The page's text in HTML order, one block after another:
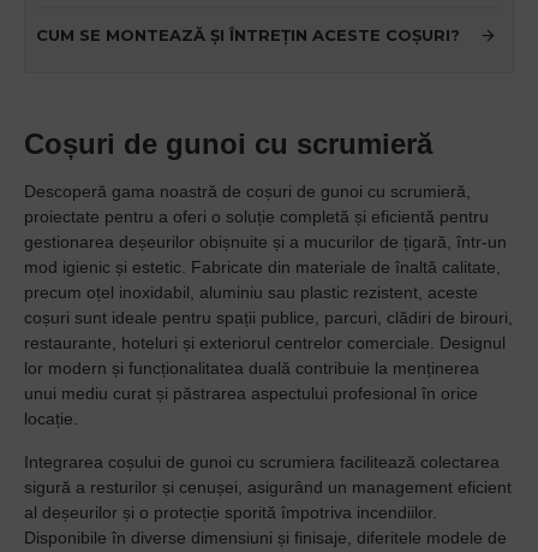
CUM SE MONTEAZĂ ȘI ÎNTREȚIN ACESTE COȘURI?
Coșuri de gunoi cu scrumieră
Descoperă gama noastră de coșuri de gunoi cu scrumieră,
proiectate pentru a oferi o soluție completă și eficientă pentru
gestionarea deșeurilor obișnuite și a mucurilor de țigară, într-un
mod igienic și estetic. Fabricate din materiale de înaltă calitate,
precum oțel inoxidabil, aluminiu sau plastic rezistent, aceste
coșuri sunt ideale pentru spații publice, parcuri, clădiri de birouri,
restaurante, hoteluri și exteriorul centrelor comerciale. Designul
lor modern și funcționalitatea duală contribuie la menținerea
unui mediu curat și păstrarea aspectului profesional în orice
locație.
Integrarea coșului de gunoi cu scrumiera facilitează colectarea
sigură a resturilor și cenușei, asigurând un management eficient
al deșeurilor și o protecție sporită împotriva incendiilor.
Disponibile în diverse dimensiuni și finisaje, diferitele modele de